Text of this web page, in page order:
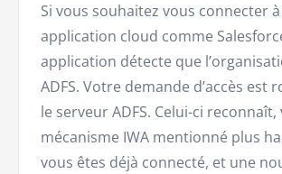
Si vous souhaitez vous connecter
application cloud comme
application détecte que
ADFS. Votre demande d’accès est
le serveur ADFS. Celui-ci reconnaît,
mécanisme IWA mentionné plus
vous êtes déjà connecté, et une